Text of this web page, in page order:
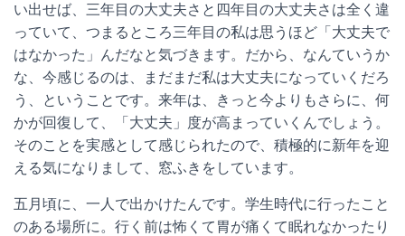
い出せば、三年目の大丈夫さと四年目の大丈夫さは全く違
っていて、つまるところ三年目の私は思うほど「大丈夫で
はなかった」んだなと気づきます。だから、なんていうか
な、今感じるのは、まだまだ私は大丈夫になっていくだろ
う、ということです。来年は、きっと今よりもさらに、何
かが回復して、「大丈夫」度が高まっていくんでしょう。
そのことを実感として感じられたので、積極的に新年を迎
える気になりまして、窓ふきをしています。
五月頃に、一人で出かけたんです。学生時代に行ったこと
のある場所に。行く前は怖くて胃が痛くて眠れなかったり